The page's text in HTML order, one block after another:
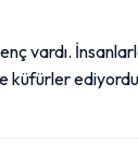
vardı.
küfürler